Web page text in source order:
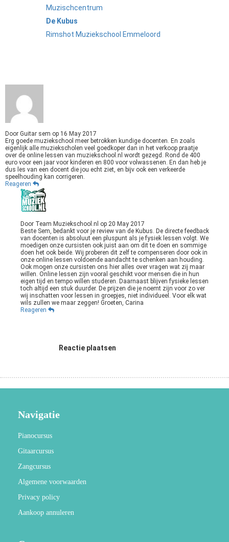
Muzischcentrum
De Kubus
Rimshot Muziekschool Emmeloord
Door Guitar sem op 16 May 2017
Erg goede muziekschool meer betrokken kundige docenten. En zoals
eigenlijk alle muziekscholen veel goedkoper dan in het verkoop praatje
over de online lessen van muziekschool.nl wordt gezegd. Rond de 400
euro voor een jaar voor kinderen en 800 voor volwassenen. En dan heb je
dus les van een docent die jou echt ziet, en bijv ook een verkeerde
speelhouding kan corrigeren.
Reageren
Door Team Muziekschool.nl op 20 May 2017
Beste Sem, bedankt voor je review van de Kubus. De directe feedback
van docenten is absoluut een pluspunt als je fysiek lessen volgt. We
moedigen onze cursisten ook juist aan om dit te doen en sommige
doen het ook beide. Wij proberen dit zelf te compenseren door ook in
onze online lessen voldoende aandacht te schenken aan houding.
Ook mogen onze cursisten ons hier alles over vragen wat zij maar
willen. Online lessen zijn vooral geschikt voor mensen die in hun
eigen tijd en tempo willen studeren. Daarnaast blijven fysieke lessen
toch altijd een stuk duurder. De prijzen die je noemt zijn voor zo ver
wij inschatten voor lessen in groepjes, niet individueel. Voor elk wat
wils zullen we maar zeggen! Groeten, Carina
Reageren
Reactie plaatsen
Navigatie
Pianocursus
Gitaarcursus
Zangcursus
Algemene voorwaarden
Privacy policy
Aankoop annuleren